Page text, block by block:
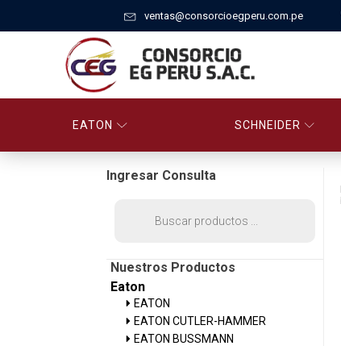
ventas@consorcioegperu.com.pe
EATON SCHNEIDER
Ingresar Consulta
Nuestros Productos
Eaton
EATON
EATON CUTLER-HAMMER
EATON BUSSMANN